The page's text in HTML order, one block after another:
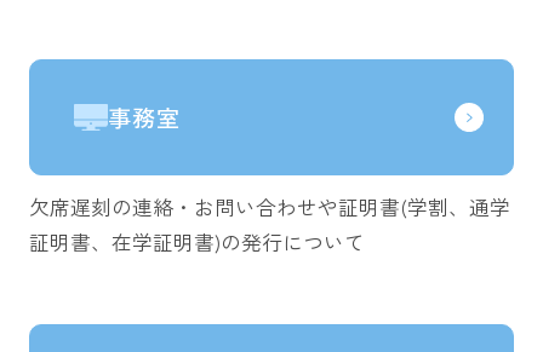
事務室
欠席遅刻の連絡・お問い合わせや証明書(学割、通学
証明書、在学証明書)の発行について